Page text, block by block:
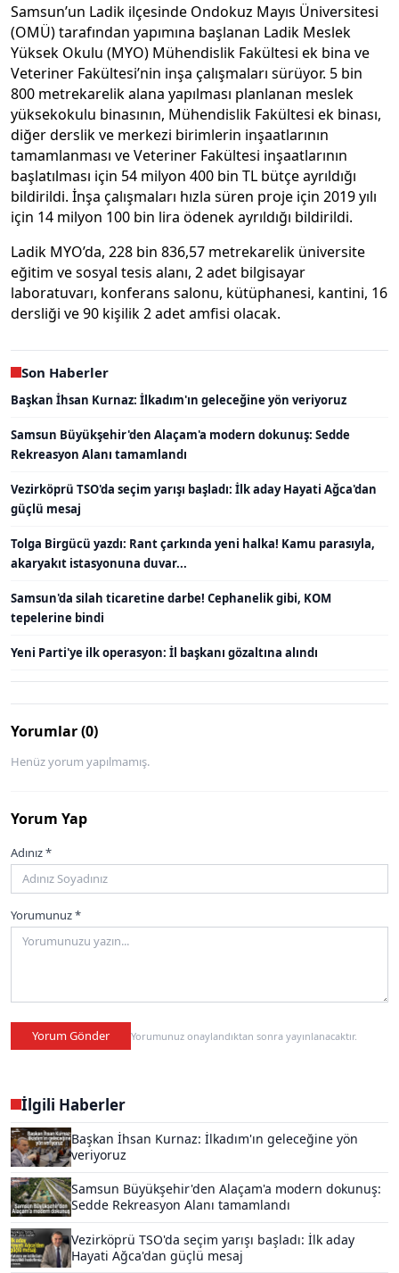
Samsun’un Ladik ilçesinde Ondokuz Mayıs Üniversitesi
(OMÜ) tarafından yapımına başlanan Ladik Meslek
Yüksek Okulu (MYO) Mühendislik Fakültesi ek bina ve
Veteriner Fakültesi’nin inşa çalışmaları sürüyor. 5 bin
800 metrekarelik alana yapılması planlanan meslek
yüksekokulu binasının, Mühendislik Fakültesi ek binası,
diğer derslik ve merkezi birimlerin inşaatlarının
tamamlanması ve Veteriner Fakültesi inşaatlarının
başlatılması için 54 milyon 400 bin TL bütçe ayrıldığı
bildirildi. İnşa çalışmaları hızla süren proje için 2019 yılı
için 14 milyon 100 bin lira ödenek ayrıldığı bildirildi.
Ladik MYO’da, 228 bin 836,57 metrekarelik üniversite
eğitim ve sosyal tesis alanı, 2 adet bilgisayar
laboratuvarı, konferans salonu, kütüphanesi, kantini, 16
dersliği ve 90 kişilik 2 adet amfisi olacak.
Son Haberler
Başkan İhsan Kurnaz: İlkadım'ın geleceğine yön veriyoruz
Samsun Büyükşehir'den Alaçam'a modern dokunuş: Sedde
Rekreasyon Alanı tamamlandı
Vezirköprü TSO'da seçim yarışı başladı: İlk aday Hayati Ağca'dan
güçlü mesaj
Tolga Birgücü yazdı: Rant çarkında yeni halka! Kamu parasıyla,
akaryakıt istasyonuna duvar...
Samsun'da silah ticaretine darbe! Cephanelik gibi, KOM
tepelerine bindi
Yeni Parti'ye ilk operasyon: İl başkanı gözaltına alındı
Yorumlar (0)
Henüz yorum yapılmamış.
Yorum Yap
Adınız *
Yorumunuz *
Yorum Gönder Yorumunuz onaylandıktan sonra yayınlanacaktır.
İlgili Haberler
Başkan İhsan Kurnaz: İlkadım'ın geleceğine yön
veriyoruz
Samsun Büyükşehir'den Alaçam'a modern dokunuş:
Sedde Rekreasyon Alanı tamamlandı
Vezirköprü TSO'da seçim yarışı başladı: İlk aday
Hayati Ağca'dan güçlü mesaj